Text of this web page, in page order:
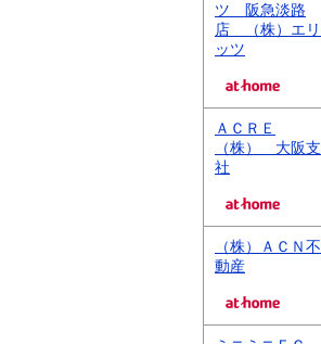
ツ 阪急淡路
店 （株）エリ
ッツ
ＡＣＲＥ
（株） 大阪支
社
（株）ＡＣＮ不
動産